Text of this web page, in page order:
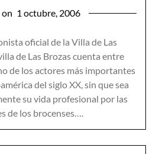
1 octubre, 2006
oficial de la Villa de Las
de Las Brozas cuenta entre
de los actores más importantes
del siglo XX, sin que sea
su vida profesional por las
de los brocenses….